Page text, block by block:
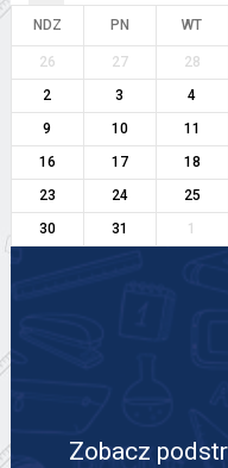
NDZ PN WT
26 27 28
2
3 4
9
10 11
16
17 18
23
24 25
30
31 1
Zobacz